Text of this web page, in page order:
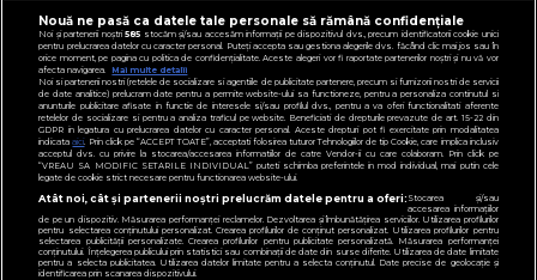
Nouă ne pasă ca datele tale personale să rămână confidențiale
Noi și partenerii noștri585 stocăm și/sau accesăm informații pe dispozitivul dvs., precum identificatorii cookie unici
pentru prelucrarea datelor cu caracter personal. Puteți accepta sau gestiona alegerile dvs. făcând clic mai jos sau în
orice moment, pe pagina cu politica de confidențialitate. Aceste alegeri vor fi raportate partenerilor noștri și nu vă vor
afecta navigarea.
Mai multe detalii
Noi si partenerii nostri (retelele de socializare si agentiile de publicitate partenere, precum si furnizorii nostri de servicii
de date analitice) prelucram date pentru a permite website-ului sa functioneze, pentru a personaliza continutul si
anunturile publicitare afisate in functie de interesele si/sau profilul dvs., pentru a va oferi functionalitati aferente
retelelor de socializare si pentru a analiza traficul pe website. Beneficiati de drepturile prevazute de art. 15-22 din
GDPR in legatura cu prelucrarea datelor cu caracter personal. Aceste drepturi pot fi exercitate prin modalitatea
indicataaici. Prin click pe “ACCEPT TOATE”, acceptati folosirea tuturor Tehnologiilor de tip Cookie, care implica inclusiv
acceptul dvs. cu privire la stocarea/accesarea informatiilor de catre Vendor-ii cu care colaboram. Prin click pe
“VREAU SA MODIFIC SETARILE INDIVIDUAL” puteti schimba preferintele in mod individual, mai putin cele
legate de cookie strict necesare pentru functionarea website-ului.
Atât noi, cât și partenerii noștri prelucrăm datele pentru a oferi: Stocarea și/sau
accesarea informațiilor
de pe un dispozitiv. Măsurarea performanței reclamelor. Dezvoltarea și îmbunătățirea serviciilor. Utilizarea profilurilor
pentru selectarea conținutului personalizat. Crearea profilurilor de conținut personalizat. Utilizarea profilurilor pentru
selectarea publicității personalizate. Crearea profilurilor pentru publicitate personalizată. Măsurarea performanței
conținutului. Înțelegerea publicului prin statistici sau combinații de date din surse diferite. Utilizarea de date limitate
pentru a selecta publicitatea. Utilizarea datelor limitate pentru a selecta conținutul. Date precise de geolocație și
identificarea prin scanarea dispozitivului.